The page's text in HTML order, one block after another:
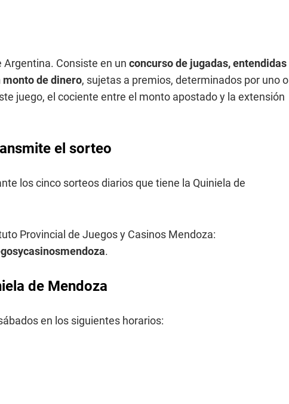
Argentina. Consiste en un concurso de jugadas, entendidas
monto de dinero, sujetas a premios, determinados por uno o
juego, el cociente entre el monto apostado y la extensión
el sorteo
los cinco sorteos diarios que tiene la Quiniela de
Provincial de Juegos y Casinos Mendoza:
.
de Mendoza
en los siguientes horarios: